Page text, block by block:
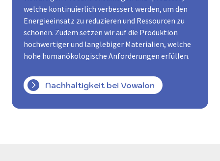
welche kontinuierlich verbessert werden, um den
Energieeinsatz zu reduzieren und Ressourcen zu
schonen. Zudem setzen wir auf die Produktion
hochwertiger und langlebiger Materialien, welche
hohe humanökologische Anforderungen erfüllen.
Nachhaltigkeit bei Vowalon